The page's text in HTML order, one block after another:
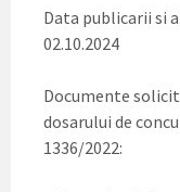
Data publicarii si
02.10.2024
Documente
dosarului de
1336/2022: